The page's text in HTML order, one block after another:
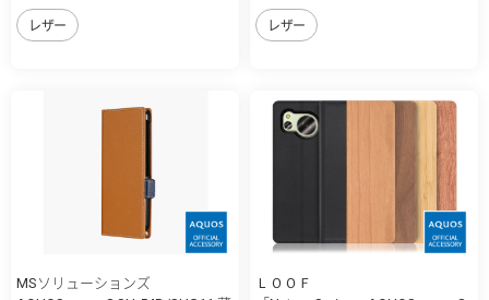
レザー レザー
MSソリューションズ
ＬＯＯＦ